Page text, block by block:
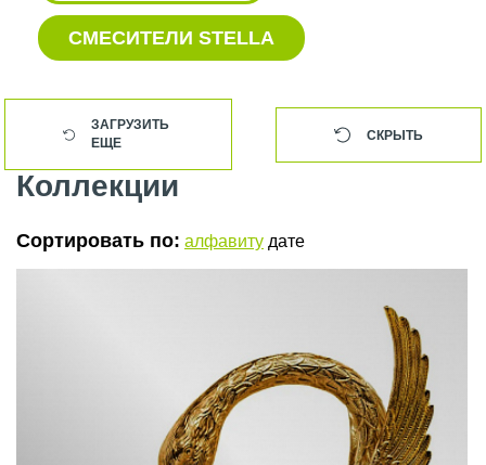
СМЕСИТЕЛИ STELLA
ЗАГРУЗИТЬ
ЕЩЕ
СКРЫТЬ
Коллекции
Сортировать по: алфавиту дате